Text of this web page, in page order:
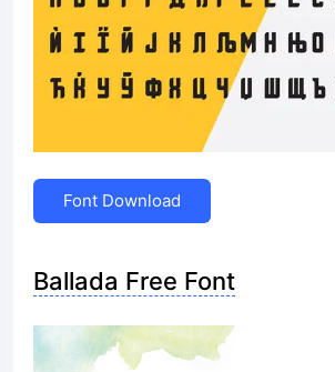
Font Download
Ballada Free Font